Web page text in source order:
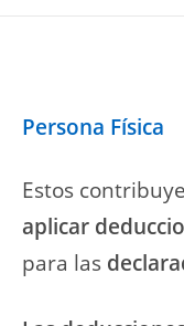
Persona Física
Estos
aplicar
para las